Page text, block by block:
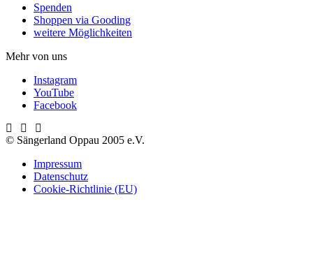
Spenden
Shoppen via Gooding
weitere Möglichkeiten
Mehr von uns
Instagram
YouTube
Facebook
© Sängerland Oppau 2005 e.V.
Impressum
Datenschutz
Cookie-Richtlinie (EU)